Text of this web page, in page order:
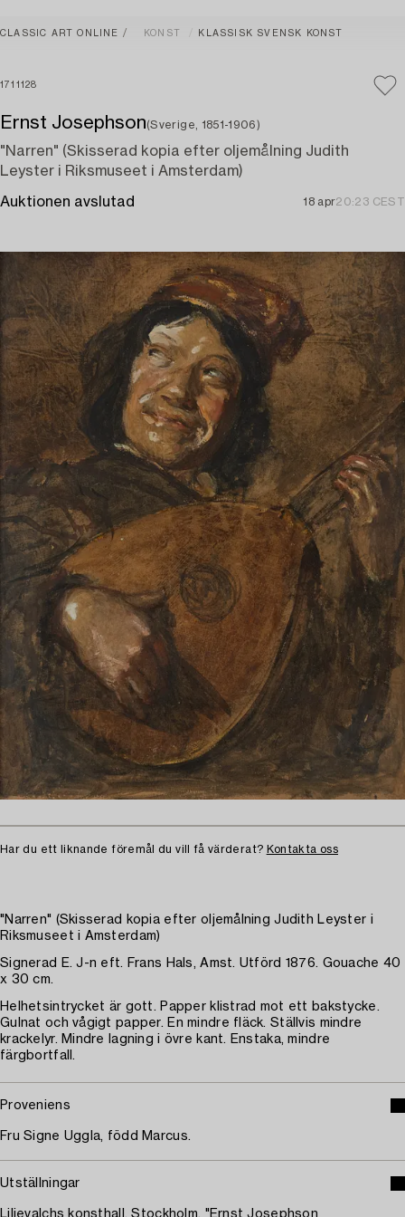
CLASSIC ART ONLINE KONST KLASSISK SVENSK KONST
1711128
Ernst Josephson(Sverige, 1851-1906)
"Narren" (Skisserad kopia efter oljemålning Judith
Leyster i Riksmuseet i Amsterdam)
Auktionen avslutad 18 apr20:23 CEST
Har du ett liknande föremål du vill få värderat? Kontakta oss
"Narren" (Skisserad kopia efter oljemålning Judith Leyster i
Riksmuseet i Amsterdam)
Signerad E. J-n eft. Frans Hals, Amst. Utförd 1876. Gouache 40
x 30 cm.
Helhetsintrycket är gott. Papper klistrad mot ett bakstycke.
Gulnat och vågigt papper. En mindre fläck. Ställvis mindre
krackelyr. Mindre lagning i övre kant. Enstaka, mindre
färgbortfall.
Proveniens
Fru Signe Uggla, född Marcus.
Utställningar
Liljevalchs konsthall, Stockholm, "Ernst Josephson